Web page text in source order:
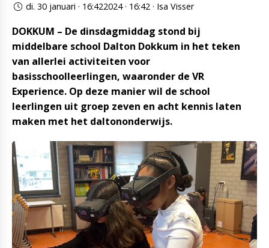
di. 30 januari · 16:422024 · 16:42 · Isa Visser
DOKKUM – De dinsdagmiddag stond bij
middelbare school Dalton Dokkum in het teken
van allerlei activiteiten voor
basisschoolleerlingen, waaronder de VR
Experience. Op deze manier wil de school
leerlingen uit groep zeven en acht kennis laten
maken met het daltononderwijs.